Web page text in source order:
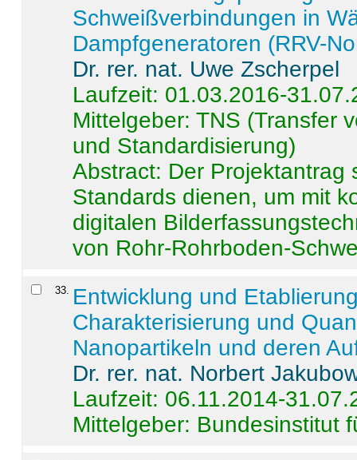
Schweißverbindungen in
Dampfgeneratoren (RRV-
Dr. rer. nat. Uwe Zscherpel
Laufzeit: 01.03.2016-
Mittelgeber: TNS (Transfer
und Standardisierung)
Abstract: Der Projektantrag
Standards dienen, um mit
digitalen
von Rohr-Rohrboden-
33. Entwicklung und
Charakterisierung und
Nanopartikeln und deren
Dr. rer. nat. Norbert
Laufzeit: 06.11.2014-
Mittelgeber: Bundesinstitut